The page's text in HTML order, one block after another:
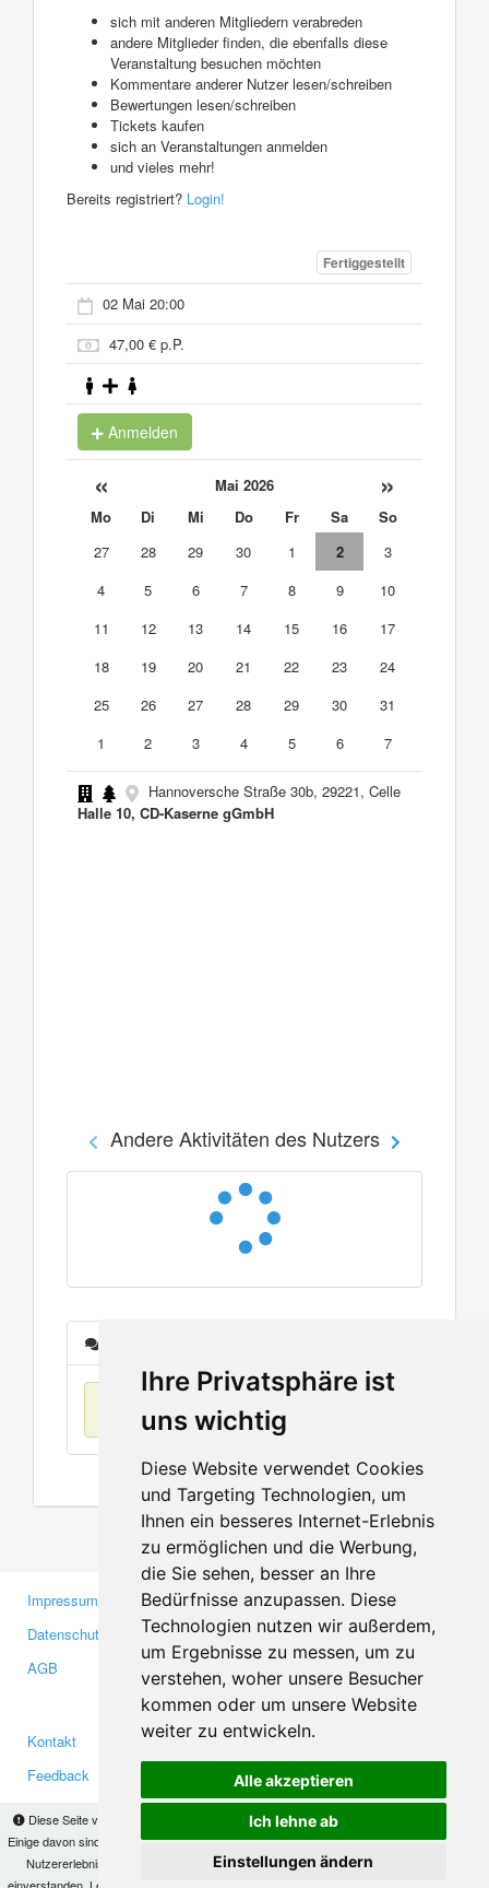
Ihre Privatsphäre ist
uns wichtig
Diese Website verwendet Cookies
und Targeting Technologien, um
Ihnen ein besseres Internet-Erlebnis
zu ermöglichen und die Werbung,
die Sie sehen, besser an Ihre
Bedürfnisse anzupassen. Diese
Technologien nutzen wir außerdem,
um Ergebnisse zu messen, um zu
verstehen, woher unsere Besucher
kommen oder um unsere Website
weiter zu entwickeln.
Alle akzeptieren
Ich lehne ab
Einstellungen ändern
Diese Seite verwendet Cookies, um Informationen auf Ihrem Computer zu speichern.
Einige davon sind notwendig, damit unsere Seite funktioniert, andere helfen uns dabei, das
Nutzererlebnis zu verbessern. Mit der Nutzung dieser Seite erklären Sie sich damit
sich mit anderen Mitgliedern verabreden
andere Mitglieder finden, die ebenfalls diese
Veranstaltung besuchen möchten
Kommentare anderer Nutzer lesen/schreiben
Bewertungen lesen/schreiben
Tickets kaufen
sich an Veranstaltungen anmelden
und vieles mehr!
Bereits registriert? Login!
Fertiggestellt
02 Mai 20:00
47,00 € p.P.
Anmelden
« Mai 2026 »
Mo Di Mi Do Fr Sa
So
27
28 29 30 1 2
3
4
5 6 7 8 9
10
11
12 13 14 15 16
17
18
19 20 21 22 23
24
25
26 27 28 29 30
31
1
2 3 4 5 6 7
Hannoversche Straße 30b, 29221, Celle
Halle 10, CD-Kaserne gGmbH
Andere Aktivitäten des Nutzers
Keine Einträge
Impressum
Datenschutzerklärung
AGB
Gewerbetreibende
Investoren
Medien
Kontakt
Feedback
Facebook
Twitter
YouTube
Google+